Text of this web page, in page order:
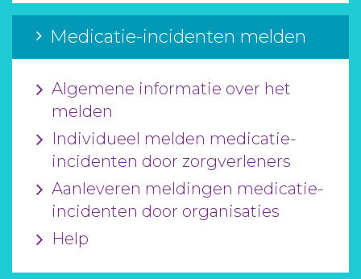
Medicatie-incidenten melden
Algemene informatie over het
melden
Individueel melden medicatie-
incidenten door zorgverleners
Aanleveren meldingen medicatie-
incidenten door organisaties
Help